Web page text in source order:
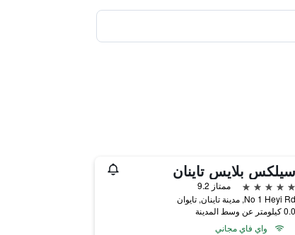
سيلكس بلايس تاينان
5 نجوم
ممتاز 9.2
No 1 Heyi Rd, مدينة تاينان, تايوان
0.0 كيلومتر عن وسط المدينة
واي فاي مجاني